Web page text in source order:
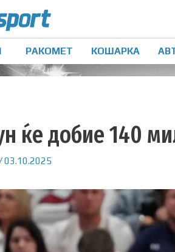
РАКОМЕТ КОШАРКА
ќе добие 140
03.10.2025